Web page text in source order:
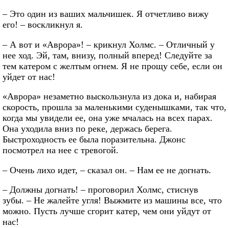
– Это один из ваших мальчишек. Я отчетливо вижу
его! – воскликнул я.
– А вот и «Аврора»! – крикнул Холмс. – Отличный у
нее ход. Эй, там, внизу, полный вперед! Следуйте за
тем катером с желтым огнем. Я не прощу себе, если он
уйдет от нас!
«Аврора» незаметно выскользнула из дока и, набирая
скорость, прошла за маленькими суденышками, так что,
когда мы увидели ее, она уже мчалась на всех парах.
Она уходила вниз по реке, держась берега.
Быстроходность ее была поразительна. Джонс
посмотрел на нее с тревогой.
– Очень лихо идет, – сказал он. – Нам ее не догнать.
– Должны догнать! – проговорил Холмс, стиснув
зубы. – Не жалейте угля! Выжмите из машины все, что
можно. Пусть лучше сгорит катер, чем они уйдут от
нас!